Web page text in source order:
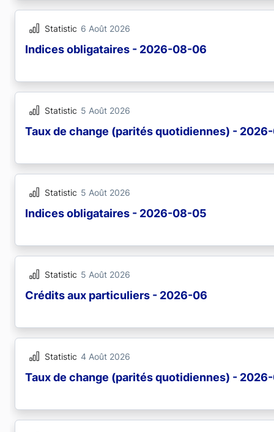
Statistic 6 Août 2026
Indices obligataires - 2026-08-06
Statistic 5 Août 2026
Taux de change (parités quotidiennes) -
Statistic 5 Août 2026
Indices obligataires - 2026-08-05
Statistic 5 Août 2026
Crédits aux particuliers - 2026-06
Statistic 4 Août 2026
Taux de change (parités quotidiennes) -